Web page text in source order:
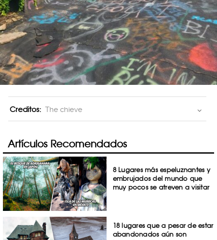
Creditos: The chieve
Artículos Recomendados
8 Lugares más espeluznantes y
embrujados del mundo que
muy pocos se atreven a visitar
18 lugares que a pesar de estar
abandonados aún son